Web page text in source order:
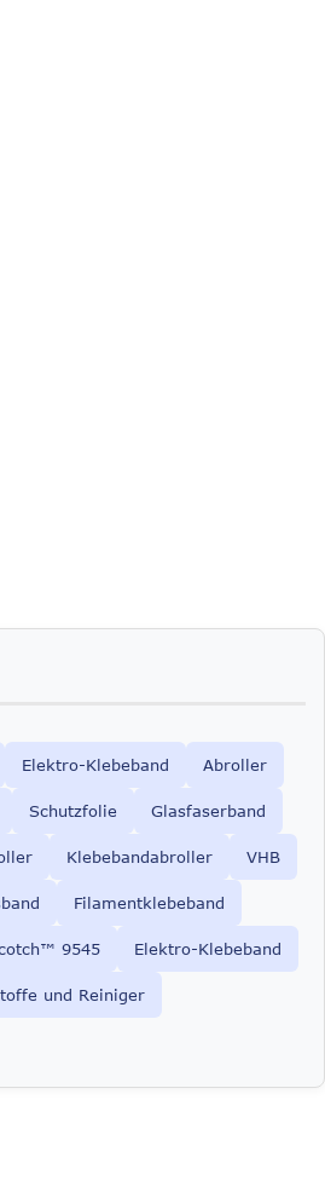
Elektro-Klebeband Abroller
Schutzfolie Glasfaserband
Klebebandabroller VHB
Filamentklebeband
9545 Elektro-Klebeband
und Reiniger